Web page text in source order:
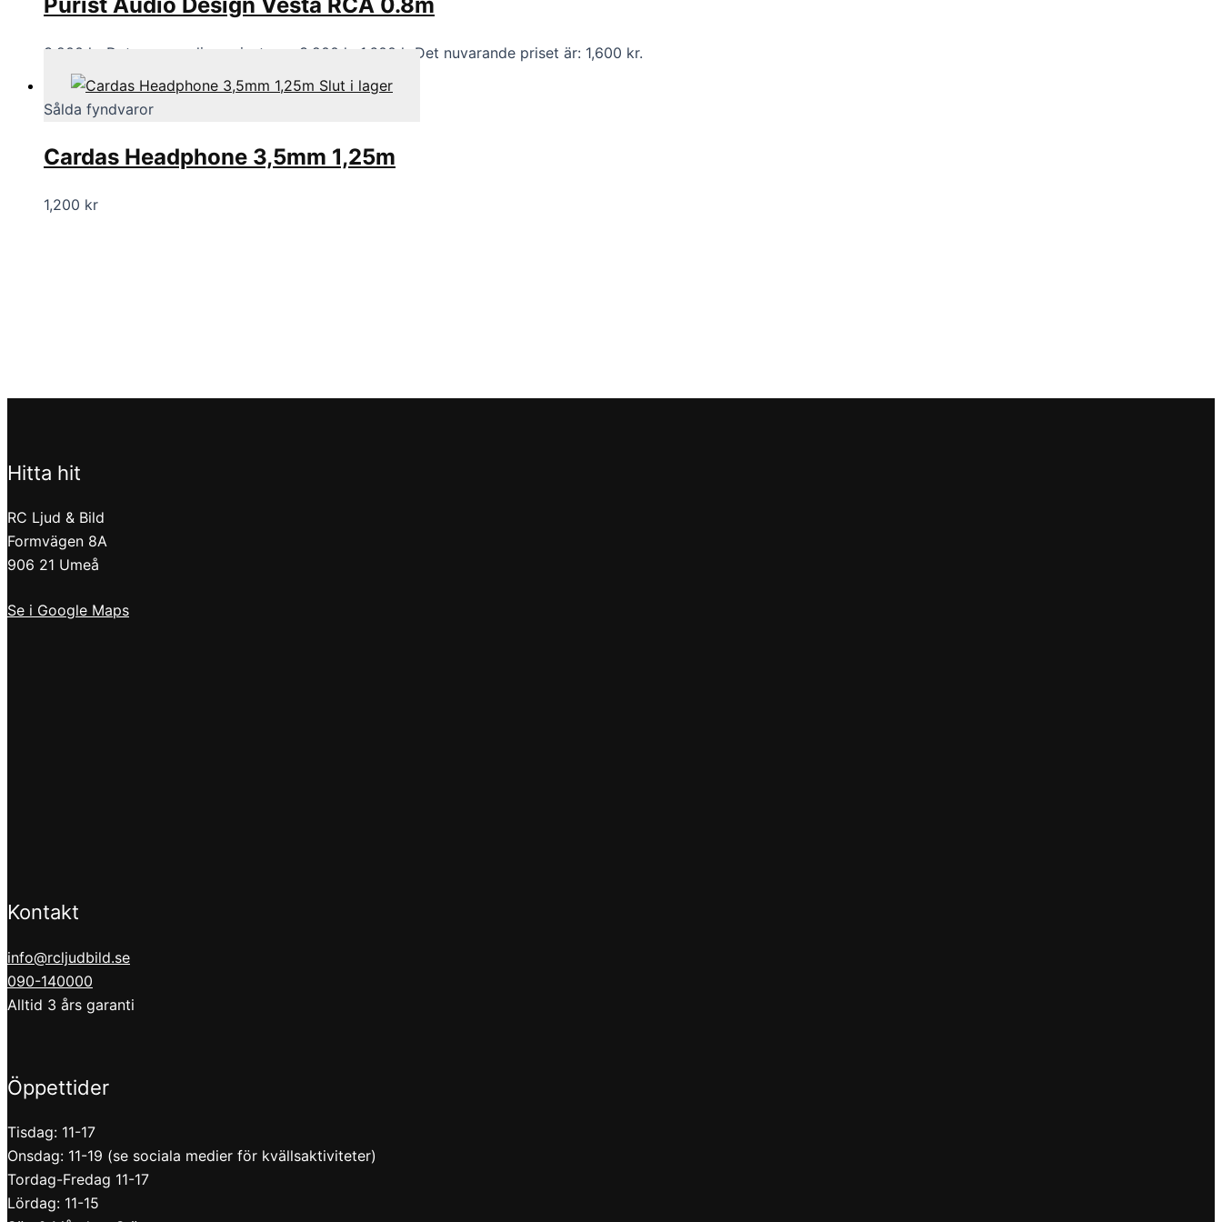
3,200 kr Det ursprungliga priset var: 3,200 kr. 1,600 kr Det nuvarande priset är: 1,600 kr.
Slut i lager
Sålda fyndvaror
Cardas Headphone 3,5mm 1,25m
1,200 kr
Hitta hit
RC Ljud & Bild
Formvägen 8A
906 21 Umeå
Se i Google Maps
Kontakt
info@rcljudbild.se
090-140000
Alltid 3 års garanti
Öppettider
Tisdag: 11-17
Onsdag: 11-19 (se sociala medier för kvällsaktiviteter)
Tordag-Fredag 11-17
Lördag: 11-15